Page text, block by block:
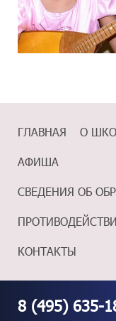
ГЛАВНАЯ О
АФИША
СВЕДЕНИЯ ОБ
КОНТАКТЫ
8 (495) 635-